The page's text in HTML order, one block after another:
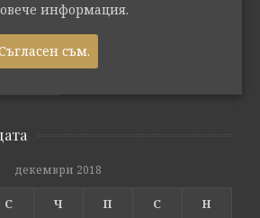
ТРИКОВЕ(8)
(171) ЧЕРВЕНО МЕСО
декември 2018
С Ч П С Н
информация.
съм.